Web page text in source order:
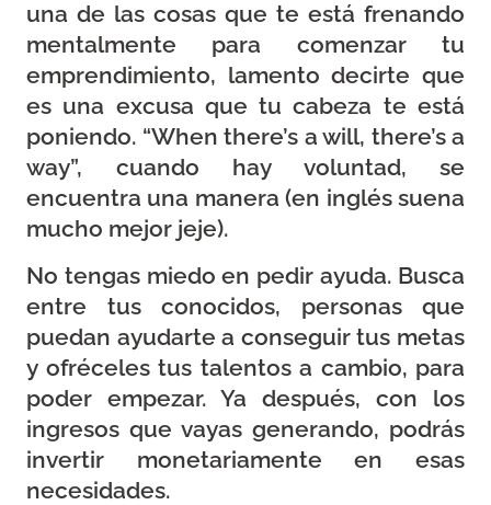
una de las cosas que te está frenando
mentalmente para comenzar tu
emprendimiento, lamento decirte que
es una excusa que tu cabeza te está
poniendo. “When there’s a will, there’s a
way”, cuando hay voluntad, se
encuentra una manera (en inglés suena
mucho mejor jeje).
No tengas miedo en pedir ayuda. Busca
entre tus conocidos, personas que
puedan ayudarte a conseguir tus metas
y ofréceles tus talentos a cambio, para
poder empezar. Ya después, con los
ingresos que vayas generando, podrás
invertir monetariamente en esas
necesidades.